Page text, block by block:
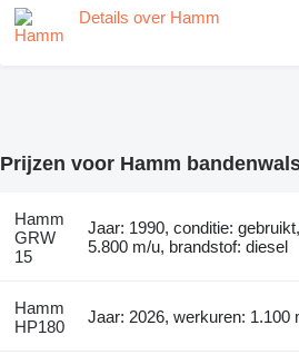
Details over Hamm
Prijzen voor Hamm
Hamm
GRW
15
Jaar: 1990, conditie:
5.800 m/u, brandstof: diesel
Hamm
HP180
Jaar: 2026, werkuren: 1.100